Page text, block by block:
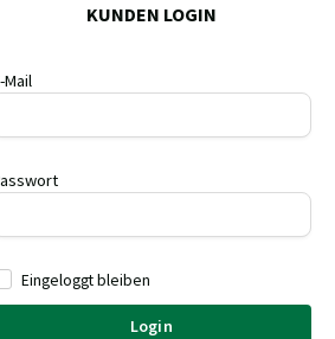
KUNDEN LOGIN
Mail
Eingeloggt bleiben
Login